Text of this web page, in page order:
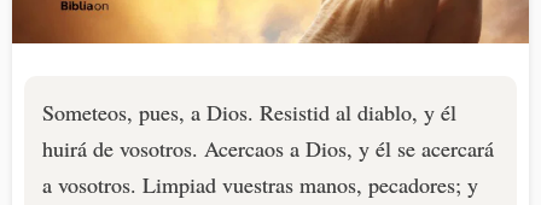
Someteos, pues, a Dios. Resistid al diablo, y él
huirá de vosotros. Acercaos a Dios, y él se acercará
a vosotros. Limpiad vuestras manos, pecadores; y